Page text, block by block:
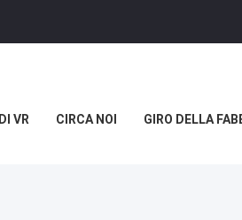
VR CIRCA NOI GIRO DELLA